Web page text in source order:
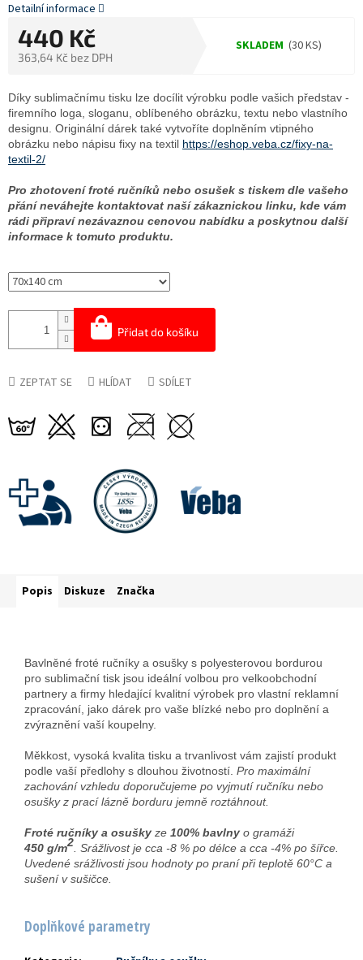
440 Kč
363,64 Kč bez DPH
SKLADEM (30 KS)
Přidat do košíku
Díky sublimačnímu tisku lze docílit výrobku podle vašich představ -
firemního loga, sloganu, oblíbeného obrázku, textu nebo vlastního
designu. Originální dárek také vytvoříte doplněním vtipného
obrázku nebo nápisu fixy na textil https://eshop.veba.cz/fixy-na-
textil-2/
Pro zhotovení froté ručníků nebo osušek s tiskem dle vašeho
přání neváhejte kontaktovat naší zákaznickou linku, kde vám
rádi připraví nezávaznou cenovou nabídku a poskytnou další
informace k tomuto produktu.
Detailní informace
ZEPTAT SE HLÍDAT SDÍLET
Popis Diskuze Značka
Bavlněné froté ručníky a osušky s polyesterovou bordurou
pro sublimační tisk jsou ideální volbou pro velkoobchodní
partnery a firmy hledající kvalitní výrobek pro vlastní reklamní
zpracování, jako dárek pro vaše blízké nebo pro doplnění a
zvýraznění vaší koupelny.
Měkkost, vysoká kvalita tisku a trvanlivost vám zajistí produkt
podle vaší předlohy s dlouhou životností. Pro maximální
zachování vzhledu doporučujeme po vyjmutí ručníku nebo
osušky z prací lázně borduru jemně roztáhnout.
Froté ručníky a osušky ze 100% bavlny o gramáži
450 g/m2. Srážlivost je cca -8 % po délce a cca -4% po šířce.
Uvedené srážlivosti jsou hodnoty po praní při teplotě 60°C a
sušení v sušičce.
Doplňkové parametry